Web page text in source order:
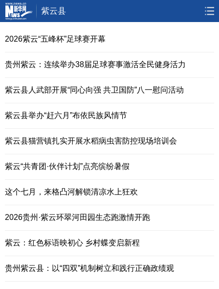
紫云县
首页 要闻
廉政 乡村振兴 大数据 大生态
视频 直播 访谈
无人机
2026紫云“五峰杯”足球赛开幕
贵州紫云：连续举办38届足球赛事激活全民健身活力
紫云县人武部开展“同心向强 共卫国防”八一慰问活动
紫云县举办“赶六月”布依民族风情节
紫云县猫营镇扎实开展水稻病虫害防控现场培训会
紫云“共青团·伙伴计划”点亮缤纷暑假
这个七月，来格凸河解锁清凉水上狂欢
2026贵州·紫云环翠河田园生态跑激情开跑
紫云：红色标语映初心 乡村蝶变启新程
贵州紫云县：以“四双”机制树立和践行正确政绩观